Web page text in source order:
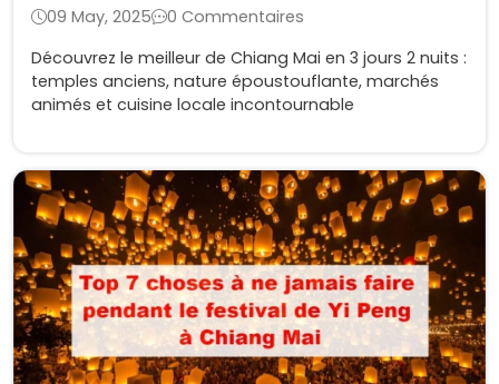
09 May, 2025
0 Commentaires
Découvrez le meilleur de Chiang Mai en 3 jours 2 nuits :
temples anciens, nature époustouflante, marchés
animés et cuisine locale incontournable